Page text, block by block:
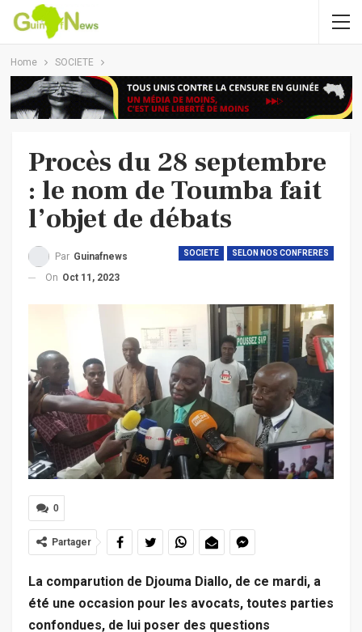
Home SOCIETE
Procès du 28 septembre
: le nom de Toumba fait
l’objet de débats
SOCIETE SELON NOS CONFRERES
Par Guinafnews
On Oct 11, 2023
0
Partager
La comparution de Djouma Diallo, de ce mardi, a
été une occasion pour les avocats, toutes parties
confondues, de lui poser des questions